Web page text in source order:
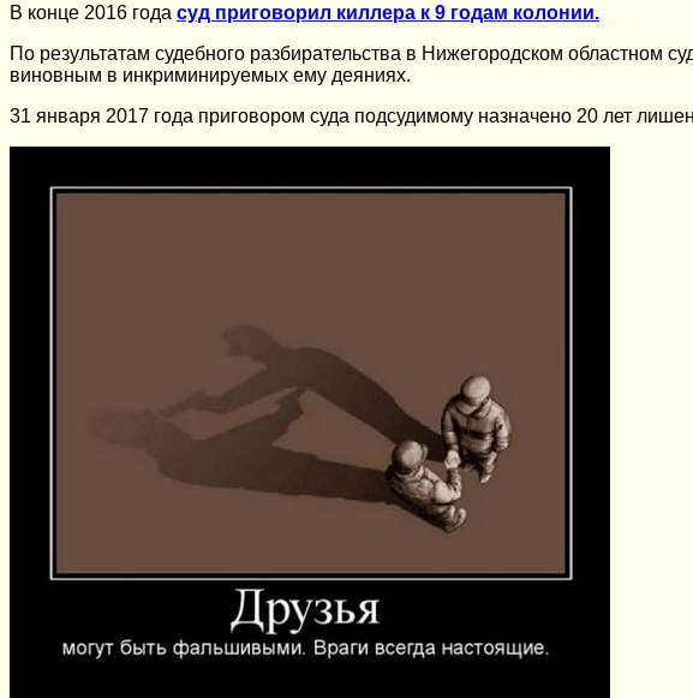
В конце 2016 года суд приговорил киллера к 9 годам колонии.
По результатам судебного разбирательства в Нижегородском областном
виновным в инкриминируемых ему деяниях.
31 января 2017 года приговором суда подсудимому назначено 20 лет